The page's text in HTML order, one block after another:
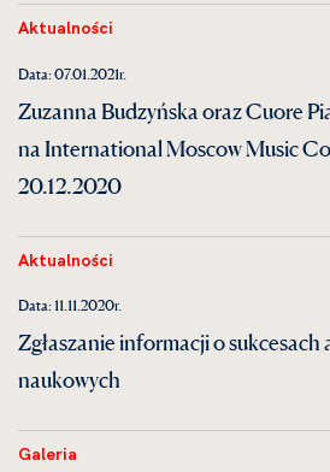
Aktualności
Data: 07.01.2021r.
Zuzanna Budzyńska oraz Cuore
na International Moscow Music
20.12.2020
Aktualności
Data: 11.11.2020r.
Zgłaszanie informacji o sukcesach
naukowych
Galeria